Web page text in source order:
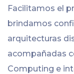
Facilitamos el
brindamos
arquitecturas
acompañadas
Computing e